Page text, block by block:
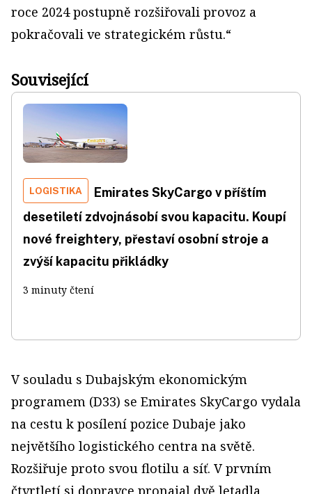
roce 2024 postupně rozšiřovali provoz a
pokračovali ve strategickém růstu.“
Související
LOGISTIKA
Emirates SkyCargo v příštím
desetiletí zdvojnásobí svou kapacitu. Koupí
nové freightery, přestaví osobní stroje a
zvýší kapacitu přikládky
3 minuty čtení
V souladu s Dubajským ekonomickým
programem (D33) se Emirates SkyCargo vydala
na cestu k posílení pozice Dubaje jako
největšího logistického centra na světě.
Rozšiřuje proto svou flotilu a síť. V prvním
čtvrtletí si dopravce pronajal dvě letadla